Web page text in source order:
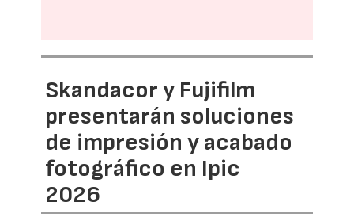
Skandacor y Fujifilm
presentarán soluciones
de impresión y acabado
fotográfico en Ipic
2026